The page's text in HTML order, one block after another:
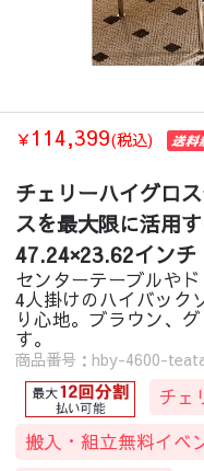
￥114,399(税込)
チェリーハイグロ
スを最大限に活用
47.24×23.62イン
センターテーブルや
4人掛けのハイバック
り心地。ブラウン、
す。
商品番号：hby-4600-
チェ
搬入・組立無料イベ